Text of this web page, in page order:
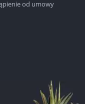
od umowy